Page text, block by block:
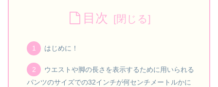
目次
はじめに！
ウエストや脚の長さを表示するために用いられる
パンツのサイズでの32インチが何センチメートルかに